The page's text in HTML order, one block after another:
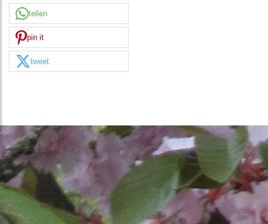
teilen
pin it
tweet